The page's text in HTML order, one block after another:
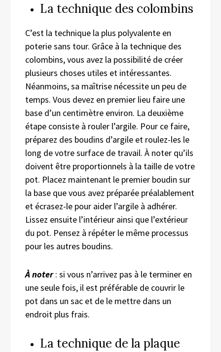
La technique des colombins
C’est la technique la plus polyvalente en
poterie sans tour. Grâce à la technique des
colombins, vous avez la possibilité de créer
plusieurs choses utiles et intéressantes.
Néanmoins, sa maîtrise nécessite un peu de
temps. Vous devez en premier lieu faire une
base d’un centimètre environ. La deuxième
étape consiste à rouler l’argile. Pour ce faire,
préparez des boudins d’argile et roulez-les le
long de votre surface de travail. À noter qu’ils
doivent être proportionnels à la taille de votre
pot. Placez maintenant le premier boudin sur
la base que vous avez préparée préalablement
et écrasez-le pour aider l’argile à adhérer.
Lissez ensuite l’intérieur ainsi que l’extérieur
du pot. Pensez à répéter le même processus
pour les autres boudins.
À noter: si vous n’arrivez pas à le terminer en
une seule fois, il est préférable de couvrir le
pot dans un sac et de le mettre dans un
endroit plus frais.
La technique de la plaque